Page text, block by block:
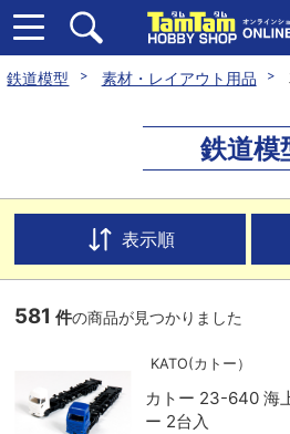
鉄道模型 素材・レイアウト用品
鉄道模
表示順
581 件の商品が見つかりました
KATO(カトー）
カトー 23-640 海
ー 2台入